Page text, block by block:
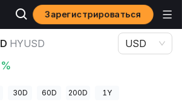
Зарегистрироваться
Курс Hylo USD HYUSD
HYUSD USD
30D 60D 200D 1Y